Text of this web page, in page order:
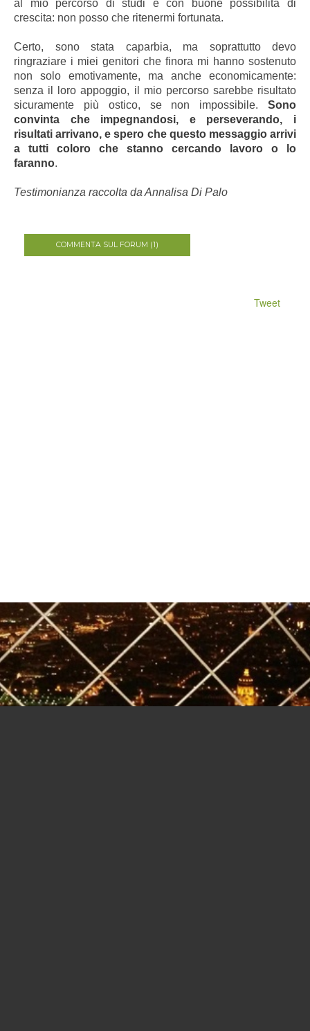
al mio percorso di studi e con buone possibilità di
crescita: non posso che ritenermi fortunata.
Certo, sono stata caparbia, ma soprattutto devo
ringraziare i miei genitori che finora mi hanno sostenuto
non solo emotivamente, ma anche economicamente:
senza il loro appoggio, il mio percorso sarebbe risultato
sicuramente più ostico, se non impossibile. Sono
convinta che impegnandosi, e perseverando, i
risultati arrivano, e spero che questo messaggio arrivi
a tutti coloro che stanno cercando lavoro o lo
faranno.
Testimonianza raccolta da Annalisa Di Palo
COMMENTA SUL FORUM (1)
Tweet